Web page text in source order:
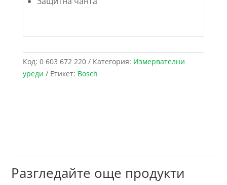
Код: 0 603 672 220 Категория: Измервателни
уреди
Етикет: Bosch
Разгледайте още продукти